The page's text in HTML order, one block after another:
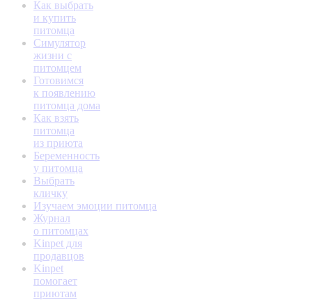
Как выбрать
и купить
питомца
Симулятор
жизни с
питомцем
Готовимся
к появлению
питомца дома
Как взять
питомца
из приюта
Беременность
у питомца
Выбрать
кличку
Изучаем эмоции питомца
Журнал
о питомцах
Kinpet для
продавцов
Kinpet
помогает
приютам